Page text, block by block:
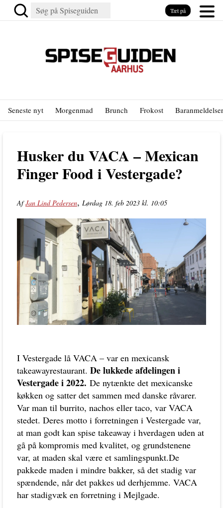
Seneste nyt Morgenmad Brunch Frokost Baranmeldelser
Husker du VACA – Mexican
Finger Food i Vestergade?
AfJan Lind Pedersen, Lørdag 18. feb 2023 kl. 10:05
I Vestergade lå VACA – var en mexicansk
takeawayrestaurant. De lukkede afdelingen i
Vestergade i 2022. De nytænkte det mexicanske
køkken og satter det sammen med danske råvarer.
Var man til burrito, nachos eller taco, var VACA
stedet. Deres motto i forretningen i Vestergade var,
at man godt kan spise takeaway i hverdagen uden at
gå på kompromis med kvalitet, og grundstenene
var, at maden skal være et samlingspunkt.De
pakkede maden i mindre bakker, så det stadig var
spændende, når det pakkes ud derhjemme. VACA
har stadigvæk en forretning i Mejlgade.
Tæt på